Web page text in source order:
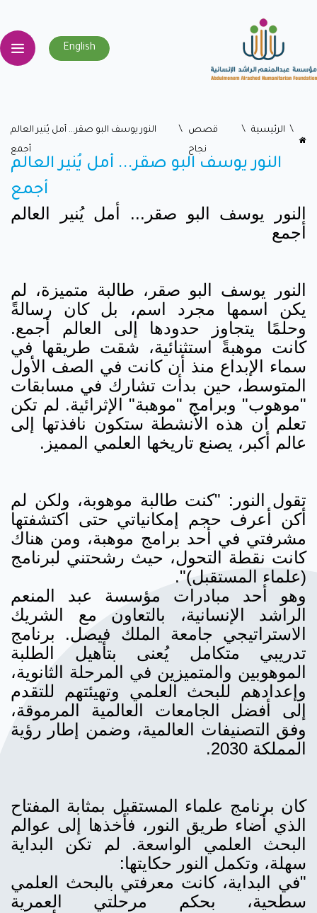
English
اﻟﺮﺋﻴﺴﻴﺔ
قصص
نجاح
النور يوسف البو صقر... أمل يُنير العالم
أجمع
النور يوسف البو صقر... أمل يُنير العالم
أجمع
النور يوسف البو صقر... أمل يُنير العالم
أجمع
النور يوسف البو صقر، طالبة متميزة، لم
يكن اسمها مجرد اسم، بل كان رسالةً
وحلمًا يتجاوز حدودها إلى العالم أجمع.
كانت موهبةً استثنائية، شقت طريقها في
سماء الإبداع منذ أن كانت في الصف الأول
المتوسط، حين بدأت تشارك في مسابقات
"موهوب" وبرامج "موهبة" الإثرائية. لم تكن
تعلم أن هذه الأنشطة ستكون نافذتها إلى
عالم أكبر، يصنع تاريخها العلمي المميز.
تقول النور: "كنت طالبة موهوبة، ولكن لم
أكن أعرف حجم إمكانياتي حتى اكتشفتها
مشرفتي في أحد برامج موهبة، ومن هناك
كانت نقطة التحول، حيث رشحتني لبرنامج
(علماء المستقبل)".
وهو أحد مبادرات مؤسسة عبد المنعم
الراشد الإنسانية، بالتعاون مع الشريك
الاستراتيجي جامعة الملك فيصل. برنامج
تدريبي متكامل يُعنى بتأهيل الطلبة
الموهوبين والمتميزين في المرحلة الثانوية،
وإعدادهم للبحث العلمي وتهيئتهم للتقدم
إلى أفضل الجامعات العالمية المرموقة،
وفق التصنيفات العالمية، وضمن إطار رؤية
المملكة 2030.
كان برنامج علماء المستقبل بمثابة المفتاح
الذي أضاء طريق النور، فأخذها إلى عوالم
البحث العلمي الواسعة. لم تكن البداية
سهلة، وتكمل النور حكايتها:
"في البداية، كانت معرفتي بالبحث العلمي
سطحية، بحكم مرحلتي العمرية